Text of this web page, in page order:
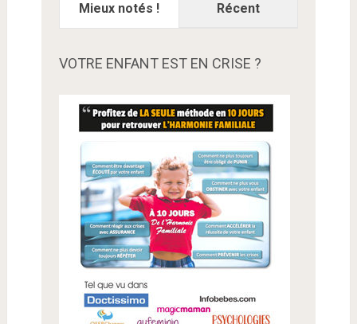
Mieux notés ! Récent
VOTRE ENFANT EST EN CRISE ?